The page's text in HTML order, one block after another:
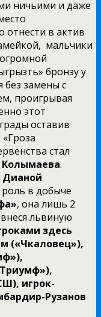
ничьими и даже
отнести в актив
мальчики
бронзу у
без замены с
проигрывая
этот
оставив
«Гроза
стал
.
Дианой
в добыче
, она лишь 2
львиную
здесь
(«Чкаловец»),
игрок-
Рузанов